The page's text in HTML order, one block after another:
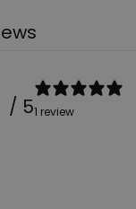
/ 51 review